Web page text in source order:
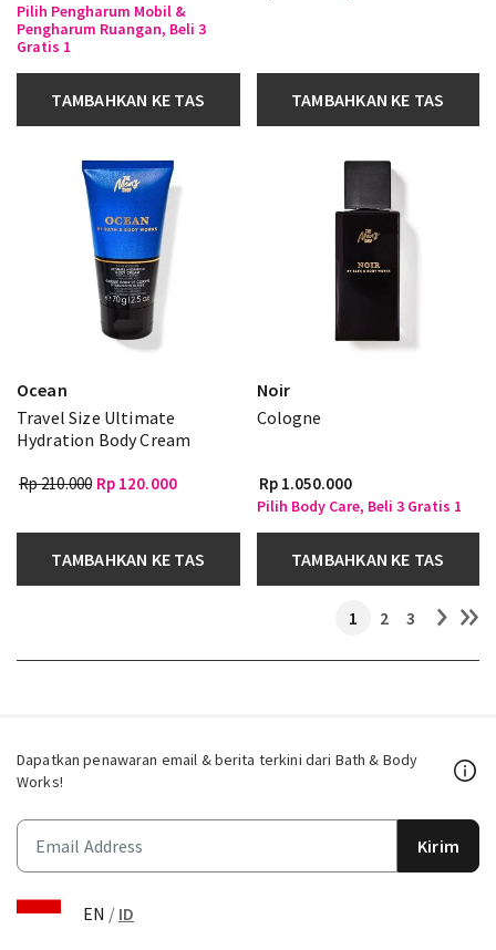
Pilih Pengharum Mobil &
Pengharum Ruangan, Beli 3
Gratis 1
TAMBAHKAN KE TAS TAMBAHKAN KE TAS
Ocean
Travel Size Ultimate
Hydration Body Cream
Rp 210.000 Rp 120.000
TAMBAHKAN KE TAS
Noir
Cologne
Rp 1.050.000
Pilih Body Care, Beli 3 Gratis 1
TAMBAHKAN KE TAS
1 2 3
Dapatkan penawaran email & berita terkini dari Bath & Body
Works!
Kirim
EN / ID